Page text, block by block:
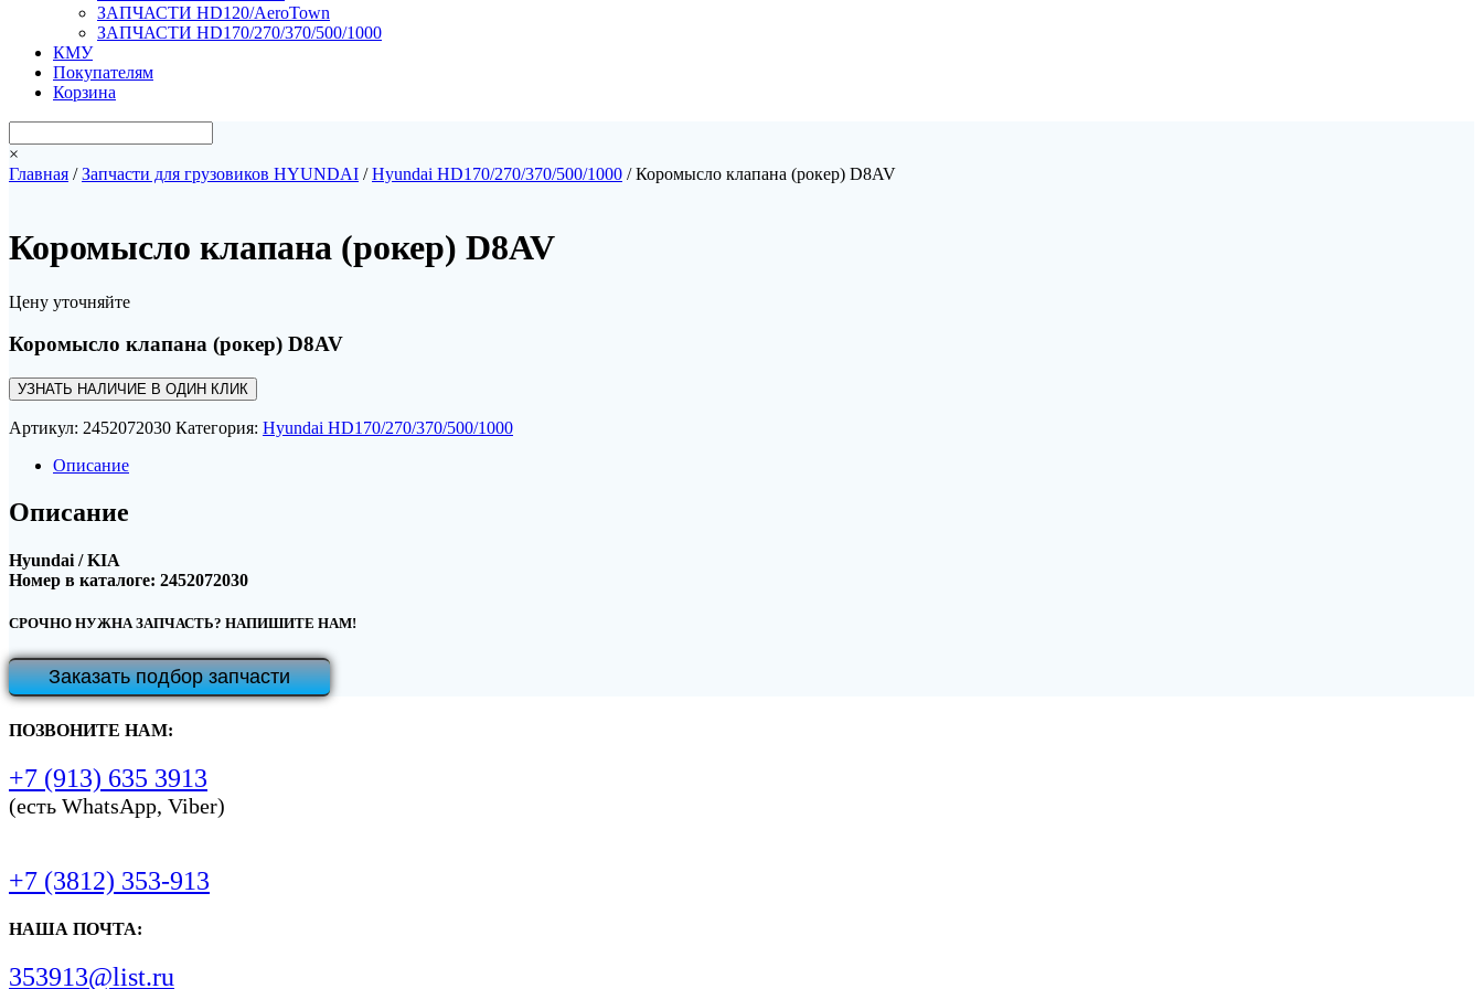
ЗАПЧАСТИ HD120/AeroTown
ЗАПЧАСТИ HD170/270/370/500/1000
КМУ
Покупателям
Корзина
×
Главная /Запчасти для грузовиков HYUNDAI /Hyundai HD170/270/370/500/1000 / Коромысло клапана (рокер) D8AV
Коромысло клапана (рокер) D8AV
Цену уточняйте
Коромысло клапана (рокер) D8AV
УЗНАТЬ НАЛИЧИЕ В ОДИН КЛИК
Артикул: 2452072030 Категория: Hyundai HD170/270/370/500/1000
Описание
Описание
Hyundai / KIA
Номер в каталоге: 2452072030
СРОЧНО НУЖНА ЗАПЧАСТЬ? НАПИШИТЕ НАМ!
Заказать подбор запчасти
ПОЗВОНИТЕ НАМ:
+7 (913) 635 3913
(есть WhatsApp, Viber)
+7 (3812) 353-913
НАША ПОЧТА:
353913@list.ru